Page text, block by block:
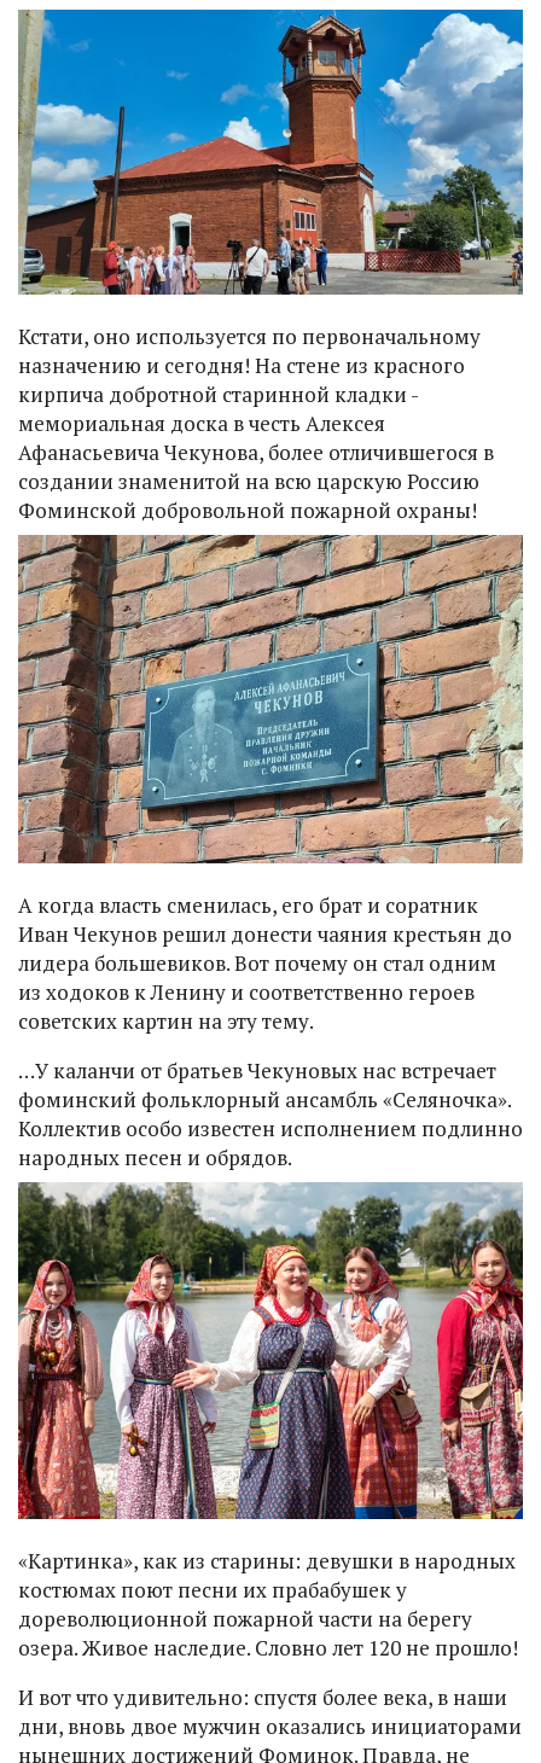
Кстати, оно используется по первоначальному
назначению и сегодня! На стене из красного
кирпича добротной старинной кладки -
мемориальная доска в честь Алексея
Афанасьевича Чекунова, более отличившегося в
создании знаменитой на всю царскую Россию
Фоминской добровольной пожарной охраны!
А когда власть сменилась, его брат и соратник
Иван Чекунов решил донести чаяния крестьян до
лидера большевиков. Вот почему он стал одним
из ходоков к Ленину и соответственно героев
советских картин на эту тему.
…У каланчи от братьев Чекуновых нас встречает
фоминский фольклорный ансамбль «Селяночка».
Коллектив особо известен исполнением подлинно
народных песен и обрядов.
«Картинка», как из старины: девушки в народных
костюмах поют песни их прабабушек у
дореволюционной пожарной части на берегу
озера. Живое наследие. Словно лет 120 не прошло!
И вот что удивительно: спустя более века, в наши
дни, вновь двое мужчин оказались инициаторами
нынешних достижений Фоминок. Правда, не